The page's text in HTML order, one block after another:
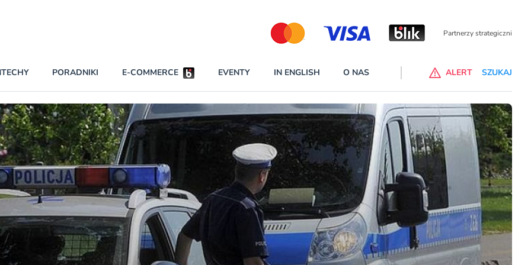
Partnerzy wspierający
BEZPIECZEŃSTWO
INNI NAPISALI
KONTA
PRAWO
RAPORTY SPECJALNE
NAJCZĘŚCIEJ CZYTANE
Darmowy dostęp do ChataGPT Go dla klientów Revoluta. Nowy benefit we
wszystkich planach
W najniższych planach – Standard i Plus – z usługi będzie można korzsytać za
darmo przez trzy miesiące
Czytaj więcej
PORADNIKI E-COMMERCE EVENTY IN ENGLISH O NAS ALERT SZUKAJ